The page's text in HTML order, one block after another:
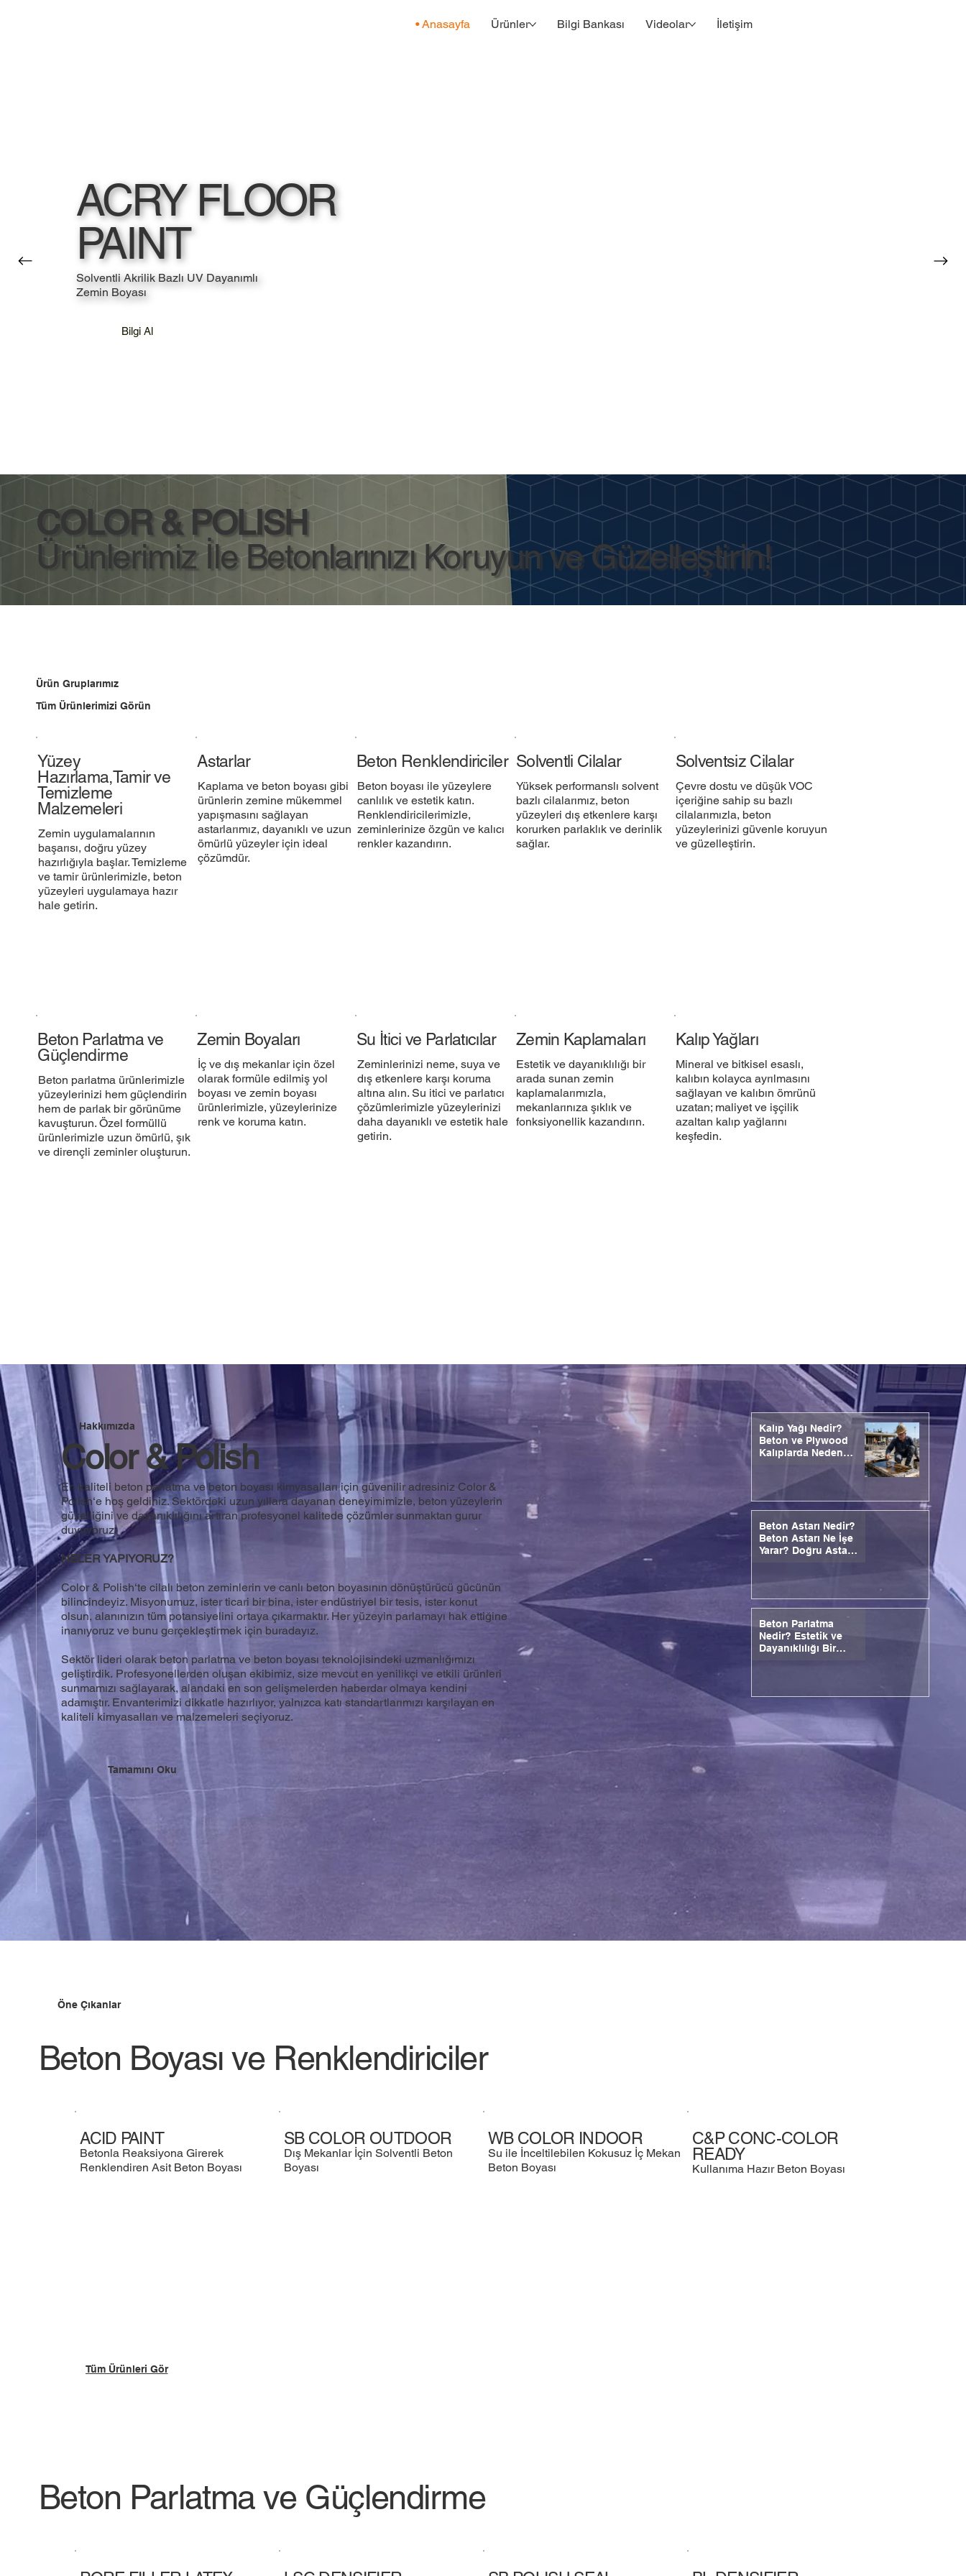
Anasayfa Ürünler Bilgi Bankası Videolar İletişim
ACRY FLOOR
PAINT
Solventli Akrilik Bazlı UV Dayanımlı
Zemin Boyası
Bilgi Al
COLOR & POLISH
Ürünlerimiz İle Betonlarınızı Koruyun ve Güzelleştirin!
Hakkımızda
Color & Polish
En kaliteli beton parlatma ve beton boyası kimyasalları için güvenilir adresiniz Color &
Polish‘e hoş geldiniz. Sektördeki uzun yıllara dayanan deneyimimizle, beton yüzeylerin
güzelliğini ve dayanıklılığını artıran profesyonel kalitede çözümler sunmaktan gurur
duyuyoruz.
NELER YAPIYORUZ?
Color & Polish‘te cilalı beton zeminlerin ve canlı beton boyasının dönüştürücü gücünün
bilincindeyiz. Misyonumuz, ister ticari bir bina, ister endüstriyel bir tesis, ister konut
olsun, alanınızın tüm potansiyelini ortaya çıkarmaktır. Her yüzeyin parlamayı hak ettiğine
inanıyoruz ve bunu gerçekleştirmek için buradayız.
Sektör lideri olarak beton parlatma ve beton boyası teknolojisindeki uzmanlığımızı
geliştirdik. Profesyonellerden oluşan ekibimiz, size mevcut en yenilikçi ve etkili ürünleri
sunmamızı sağlayarak, alandaki en son gelişmelerden haberdar olmaya kendini
adamıştır. Envanterimizi dikkatle hazırlıyor, yalnızca katı standartlarımızı karşılayan en
kaliteli kimyasalları ve malzemeleri seçiyoruz.
Tamamını Oku
Kalıp Yağı Nedir?
Beton ve Plywood
Kalıplarda Neden
Beton Astarı Nedir?
Beton Astarı Ne İşe
Yarar? Doğru Astar
Beton Parlatma
Nedir? Estetik ve
Dayanıklılığı Bir
Ürün Gruplarımız
Tüm Ürünlerimizi Görün
Yüzey
Hazırlama,Tamir ve
Temizleme
Malzemeleri
Zemin uygulamalarının
başarısı, doğru yüzey
hazırlığıyla başlar. Temizleme
ve tamir ürünlerimizle, beton
yüzeyleri uygulamaya hazır
hale getirin.​
Astarlar
Kaplama ve beton boyası gibi
ürünlerin zemine mükemmel
yapışmasını sağlayan
astarlarımız, dayanıklı ve uzun
ömürlü yüzeyler için ideal
çözümdür.​
Beton Renklendiriciler
Beton boyası ile yüzeylere
canlılık ve estetik katın.
Renklendiricilerimizle,
zeminlerinize özgün ve kalıcı
renkler kazandırın.​
Solventli Cilalar
Yüksek performanslı solvent
bazlı cilalarımız, beton
yüzeyleri dış etkenlere karşı
korurken parlaklık ve derinlik
sağlar.​
Solventsiz Cilalar
Çevre dostu ve düşük VOC
içeriğine sahip su bazlı
cilalarımızla, beton
yüzeylerinizi güvenle koruyun
ve güzelleştirin.​
Beton Parlatma ve
Güçlendirme
Beton parlatma ürünlerimizle
yüzeylerinizi hem güçlendirin
hem de parlak bir görünüme
kavuşturun. Özel formüllü
ürünlerimizle uzun ömürlü, şık
ve dirençli zeminler oluşturun.
Zemin Boyaları
İç ve dış mekanlar için özel
olarak formüle edilmiş yol
boyası ve zemin boyası
ürünlerimizle, yüzeylerinize
renk ve koruma katın.​
Su İtici ve Parlatıcılar
Zeminlerinizi neme, suya ve
dış etkenlere karşı koruma
altına alın. Su itici ve parlatıcı
çözümlerimizle yüzeylerinizi
daha dayanıklı ve estetik hale
getirin.
Zemin Kaplamaları
Estetik ve dayanıklılığı bir
arada sunan zemin
kaplamalarımızla,
mekanlarınıza şıklık ve
fonksiyonellik kazandırın.​
Kalıp Yağları
Mineral ve bitkisel esaslı,
kalıbın kolayca ayrılmasını
sağlayan ve kalıbın ömrünü
uzatan; maliyet ve işçilik
azaltan kalıp yağlarını
keşfedin.
Öne Çıkanlar
Beton Boyası ve Renklendiriciler
ACID PAINT
Betonla Reaksiyona Girerek
Renklendiren Asit Beton Boyası
SB COLOR OUTDOOR
Dış Mekanlar İçin Solventli Beton
Boyası
WB COLOR INDOOR
Su ile İnceltilebilen Kokusuz İç Mekan
Beton Boyası
C&P CONC-COLOR
READY
Kullanıma Hazır Beton Boyası
Tüm Ürünleri Gör
Beton Parlatma ve Güçlendirme